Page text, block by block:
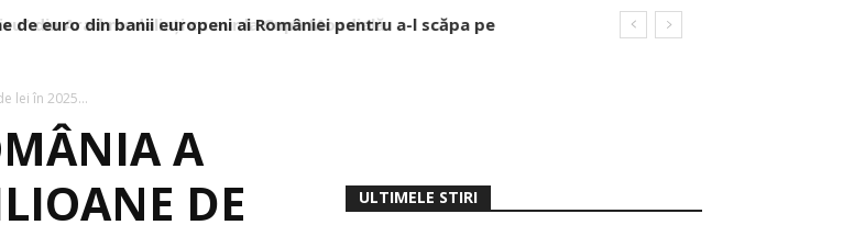
de euro din banii europeni ai României pentru a-l scăpa pe
lei în 2025...
A
DE
ULTIMELE STIRI